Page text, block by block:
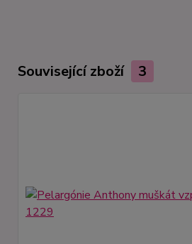
Související zboží 3